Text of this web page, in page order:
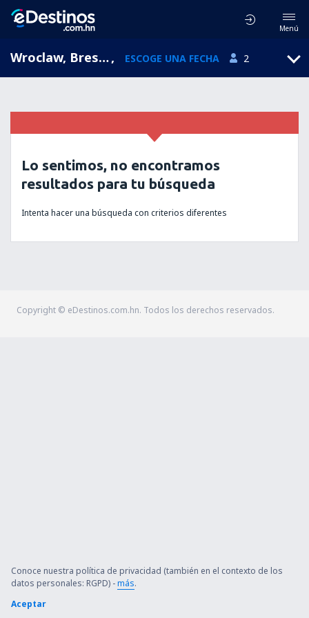
Menú
Wroclaw, Breslavia-Copérnico, Voivodato de Baja Silesia, Polonia (WRO), ESCOGE UNA FECHA 2
Lo sentimos, no encontramos
resultados para tu búsqueda
Intenta hacer una búsqueda con criterios diferentes
Copyright © eDestinos.com.hn. Todos los derechos reservados.
Conoce nuestra política de privacidad (también en el contexto de los
datos personales: RGPD) -más.
Aceptar